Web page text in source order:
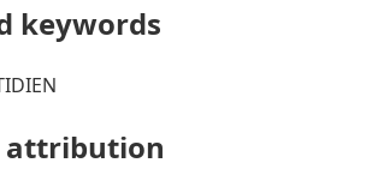
keywords
attribution